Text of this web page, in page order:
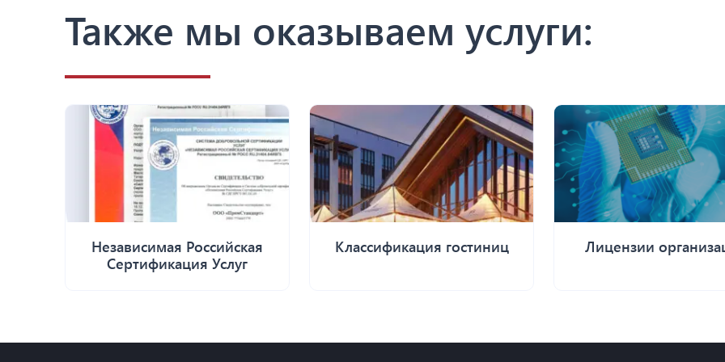
Также мы оказываем услуги:
Независимая Российская
Сертификация Услуг
Классификация гостиниц Лицензии